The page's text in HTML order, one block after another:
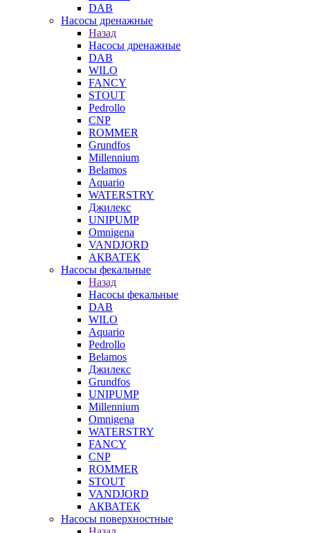
DAB
Насосы дренажные
Назад
Насосы дренажные
DAB
WILO
FANCY
STOUT
Pedrollo
CNP
ROMMER
Grundfos
Millennium
Belamos
Aquario
WATERSTRY
Джилекс
UNIPUMP
Omnigena
VANDJORD
АКВАТЕК
Насосы фекальные
Назад
Насосы фекальные
DAB
WILO
Aquario
Pedrollo
Belamos
Джилекс
Grundfos
UNIPUMP
Millennium
Omnigena
WATERSTRY
FANCY
CNP
ROMMER
STOUT
VANDJORD
АКВАТЕК
Насосы поверхностные